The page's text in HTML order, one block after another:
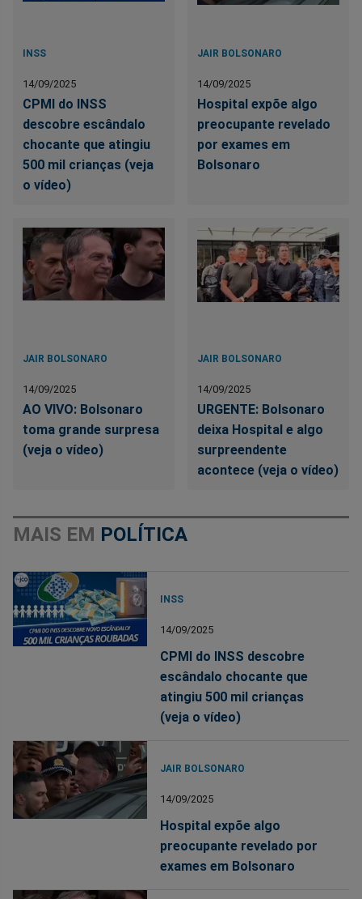
INSS
14/09/2025
CPMI do INSS
descobre escândalo
chocante que atingiu
500 mil crianças (veja
o vídeo)
JAIR BOLSONARO
14/09/2025
Hospital expõe algo
preocupante revelado
por exames em
Bolsonaro
JAIR BOLSONARO
14/09/2025
AO VIVO: Bolsonaro
toma grande surpresa
(veja o vídeo)
JAIR BOLSONARO
14/09/2025
URGENTE: Bolsonaro
deixa Hospital e algo
surpreendente
acontece (veja o vídeo)
MAIS EM POLÍTICA
INSS
14/09/2025
CPMI do INSS descobre
escândalo chocante que
atingiu 500 mil crianças
(veja o vídeo)
JAIR BOLSONARO
14/09/2025
Hospital expõe algo
preocupante revelado por
exames em Bolsonaro